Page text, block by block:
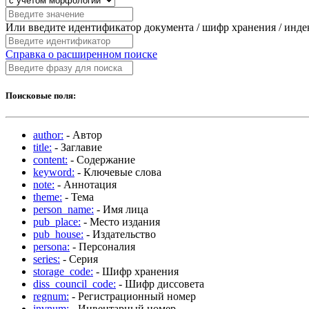
Или введите идентификатор документа / шифр хранения /
Справка о расширенном поиске
Поисковые поля:
author: - Автор
title: - Заглавие
content: - Содержание
keyword: - Ключевые слова
note: - Аннотация
theme: - Тема
person_name: - Имя лица
pub_place: - Место издания
pub_house: - Издательство
persona: - Персоналия
series: - Серия
storage_code: - Шифр хранения
diss_council_code: - Шифр диссовета
regnum: - Регистрационный номер